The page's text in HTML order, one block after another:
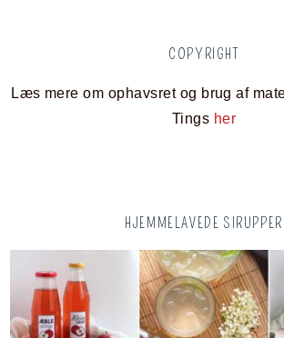
COPYRIGHT
Læs mere om ophavsret og brug af
Tings her
HJEMMELAVEDE SIRUPPER